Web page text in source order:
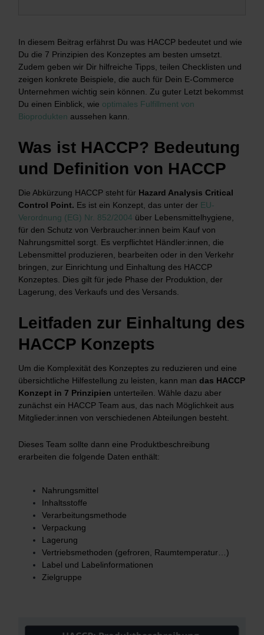
In diesem Beitrag erfährst Du was HACCP bedeutet und wie
Du die 7 Prinzipien des Konzeptes am besten umsetzt.
Zudem geben wir Dir hilfreiche Tipps, teilen Checklisten und
zeigen konkrete Beispiele, die auch für Dein E-Commerce
Unternehmen wichtig sein können. Zu guter Letzt bekommst
Du einen Einblick, wie optimales Fulfillment von
Bioprodukten aussehen kann.
Was ist HACCP? Bedeutung
und Definition von HACCP
Die Abkürzung HACCP steht für Hazard Analysis Critical
Control Point. Es ist ein Konzept, das unter der EU-
Verordnung (EG) Nr. 852/2004 über Lebensmittelhygiene,
für den Schutz von Verbraucher:innen beim Kauf von
Nahrungsmittel sorgt. Es verpflichtet Händler:innen, die
Lebensmittel produzieren, bearbeiten oder in den Verkehr
bringen, zur Einrichtung und Einhaltung des HACCP
Konzeptes. Dies gilt für jede Phase der Produktion, der
Lagerung, des Verkaufs und des Versands.
Leitfaden zur Einhaltung des
HACCP Konzepts
Um die Komplexität des Konzeptes zu reduzieren und eine
übersichtliche Hilfestellung zu leisten, kann man das HACCP
Konzept in 7 Prinzipien unterteilen. Wähle dazu aber
zunächst ein HACCP Team aus, das nach Möglichkeit aus
Mitglieder:innen von verschiedenen Abteilungen besteht.
Dieses Team sollte dann eine Produktbeschreibung
erarbeiten die folgende Daten enthält:
Nahrungsmittel
Inhaltsstoffe
Verarbeitungsmethode
Verpackung
Lagerung
Vertriebsmethoden (gefroren, Raumtemperatur…)
Label und Labelinformationen
Zielgruppe